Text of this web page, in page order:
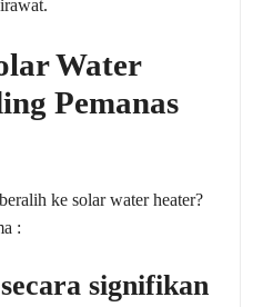
Water
Pemanas
ke solar water heater?
:
signifikan